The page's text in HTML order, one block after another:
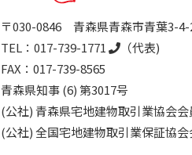
〒030-0846 青森県青森市青葉3-4-
TEL： 017-739-1771
（代表)
FAX：017-739-8565
青森県知事 (6) 第3017号
(公社) 青森県宅地建物取引業協会会
(公社) 全国宅地建物取引業保証協会